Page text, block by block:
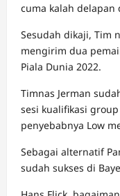
cuma kalah delapan
Sesudah dikaji, Tim
mengirim dua
Piala Dunia 2022.
Timnas Jerman
sesi kualifikasi
penyebabnya Low
Sebagai alternatif
sudah sukses di